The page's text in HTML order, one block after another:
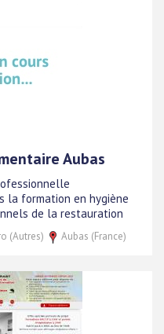
Aubas
la formation en hygiène
de la restauration
(Autres) Aubas (France)